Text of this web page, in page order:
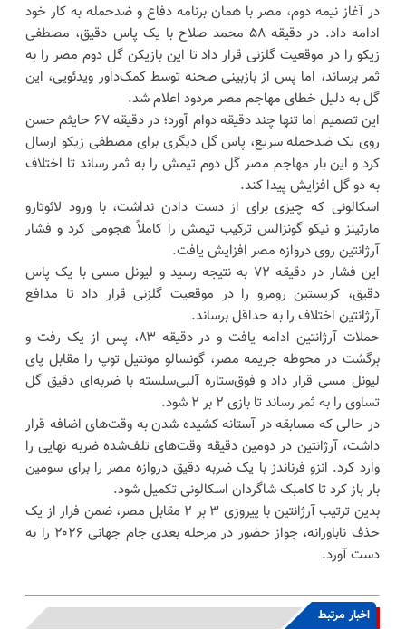
در آغاز نیمه دوم، مصر با همان برنامه دفاع و ضدحمله به کار خود
ادامه داد. در دقیقه ۵۸ محمد صلاح با یک پاس دقیق، مصطفی
زیکو را در موقعیت گلزنی قرار داد تا این بازیکن گل دوم مصر را به
ثمر برساند، اما پس از بازبینی صحنه توسط کمک‌داور ویدئویی، این
گل به دلیل خطای مهاجم مصر مردود اعلام شد.
این تصمیم اما تنها چند دقیقه دوام آورد؛ در دقیقه ۶۷ حایثم حسن
روی یک ضدحمله سریع، پاس گل دیگری برای مصطفی زیکو ارسال
کرد و این بار مهاجم مصر گل دوم تیمش را به ثمر رساند تا اختلاف
به دو گل افزایش پیدا کند.
اسکالونی که چیزی برای از دست دادن نداشت، با ورود لائوتارو
مارتینز و نیکو گونزالس ترکیب تیمش را کاملاً هجومی کرد و فشار
آرژانتین روی دروازه مصر افزایش یافت.
این فشار در دقیقه ۷۲ به نتیجه رسید و لیونل مسی با یک پاس
دقیق، کریستین رومرو را در موقعیت گلزنی قرار داد تا مدافع
آرژانتین اختلاف را به حداقل برساند.
حملات آرژانتین ادامه یافت و در دقیقه ۸۳، پس از یک رفت و
برگشت در محوطه جریمه مصر، گونسالو مونتیل توپ را مقابل پای
لیونل مسی قرار داد و فوق‌ستاره آلبی‌سلسته با ضربه‌ای دقیق گل
تساوی را به ثمر رساند تا بازی ۲ بر ۲ شود.
در حالی که مسابقه در آستانه کشیده شدن به وقت‌های اضافه قرار
داشت، آرژانتین در دومین دقیقه وقت‌های تلف‌شده ضربه نهایی را
وارد کرد. انزو فرناندز با یک ضربه دقیق دروازه مصر را برای سومین
بار باز کرد تا کامبک شاگردان اسکالونی تکمیل شود.
بدین ترتیب آرژانتین با پیروزی ۳ بر ۲ مقابل مصر، ضمن فرار از یک
حذف ناباورانه، جواز حضور در مرحله بعدی جام جهانی ۲۰۲۶ را به
دست آورد.
اخبار مرتبط